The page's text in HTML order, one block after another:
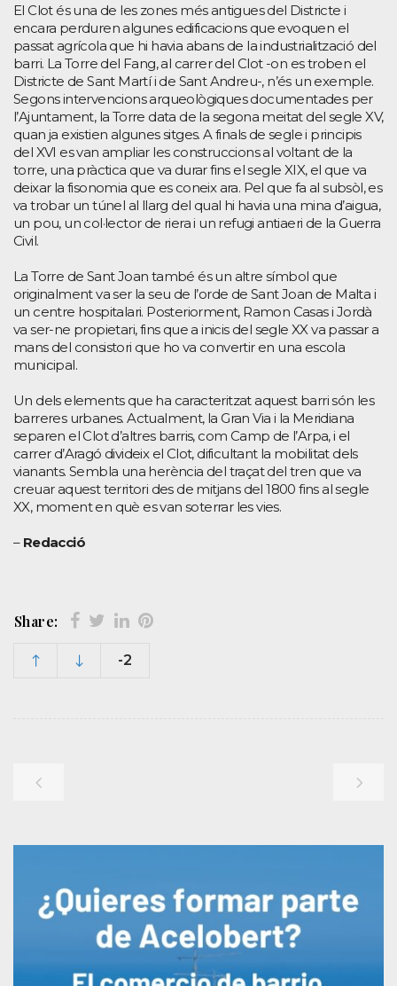
El Clot és una de les zones més antigues del Districte i
encara perduren algunes edificacions que evoquen el
passat agrícola que hi havia abans de la industrialització del
barri. La Torre del Fang, al carrer del Clot -on es troben el
Districte de Sant Martí i de Sant Andreu-, n’és un exemple.
Segons intervencions arqueològiques documentades per
l’Ajuntament, la Torre data de la segona meitat del segle XV,
quan ja existien algunes sitges. A finals de segle i principis
del XVI es van ampliar les construccions al voltant de la
torre, una pràctica que va durar fins el segle XIX, el que va
deixar la fisonomia que es coneix ara. Pel que fa al subsòl, es
va trobar un túnel al llarg del qual hi havia una mina d’aigua,
un pou, un col·lector de riera i un refugi antiaeri de la Guerra
Civil.
La Torre de Sant Joan també és un altre símbol que
originalment va ser la seu de l’orde de Sant Joan de Malta i
un centre hospitalari. Posteriorment, Ramon Casas i Jordà
va ser-ne propietari, fins que a inicis del segle XX va passar a
mans del consistori que ho va convertir en una escola
municipal.
Un dels elements que ha caracteritzat aquest barri són les
barreres urbanes. Actualment, la Gran Via i la Meridiana
separen el Clot d’altres barris, com Camp de l’Arpa, i el
carrer d’Aragó divideix el Clot, dificultant la mobilitat dels
vianants. Sembla una herència del traçat del tren que va
creuar aquest territori des de mitjans del 1800 fins al segle
XX, moment en què es van soterrar les vies.
– Redacció
Share:
-2